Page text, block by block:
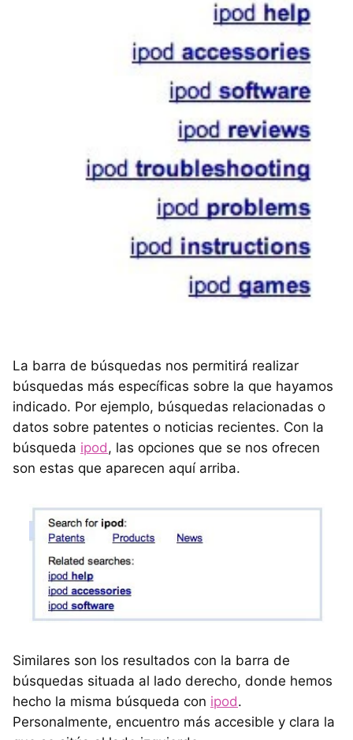
La barra de búsquedas nos permitirá realizar
búsquedas más específicas sobre la que hayamos
indicado. Por ejemplo, búsquedas relacionadas o
datos sobre patentes o noticias recientes. Con la
búsqueda ipod, las opciones que se nos ofrecen
son estas que aparecen aquí arriba.
Similares son los resultados con la barra de
búsquedas situada al lado derecho, donde hemos
hecho la misma búsqueda con ipod.
Personalmente, encuentro más accesible y clara la